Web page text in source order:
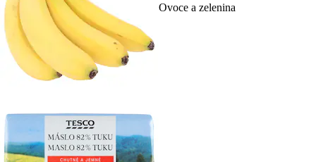
Ovoce a zelenina